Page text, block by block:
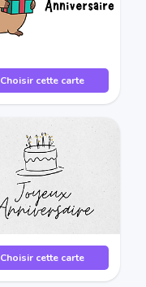
Choisir cette carte
Choisir cette carte